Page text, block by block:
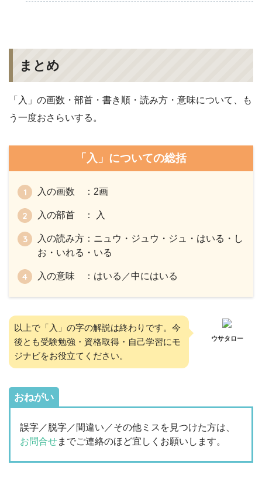
まとめ
「入」の画数・部首・書き順・読み方・意味について、も
う一度おさらいする。
「入」についての総括
入の画数 ：2画
入の部首 ： 入
入の読み方：ニュウ・ジュウ・ジュ・はいる・し
お・いれる・いる
入の意味 ：はいる／中にはいる
以上で「入」の字の解説は終わりです。今
後とも受験勉強・資格取得・自己学習にモ
ジナビをお役立てください。
ウサタロー
おねがい
誤字／脱字／間違い／その他ミスを見つけた方は、
お問合せまでご連絡のほど宜しくお願いします。